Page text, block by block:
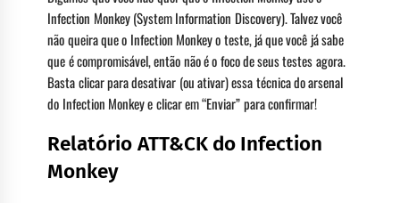
Infection Monkey (System Information Discovery). Talvez você
não queira que o Infection Monkey o teste, já que você já sabe
que é compromisável, então não é o foco de seus testes agora.
Basta clicar para desativar (ou ativar) essa técnica do arsenal
do Infection Monkey e clicar em “Enviar” para confirmar!
Relatório ATT&CK do Infection
Monkey